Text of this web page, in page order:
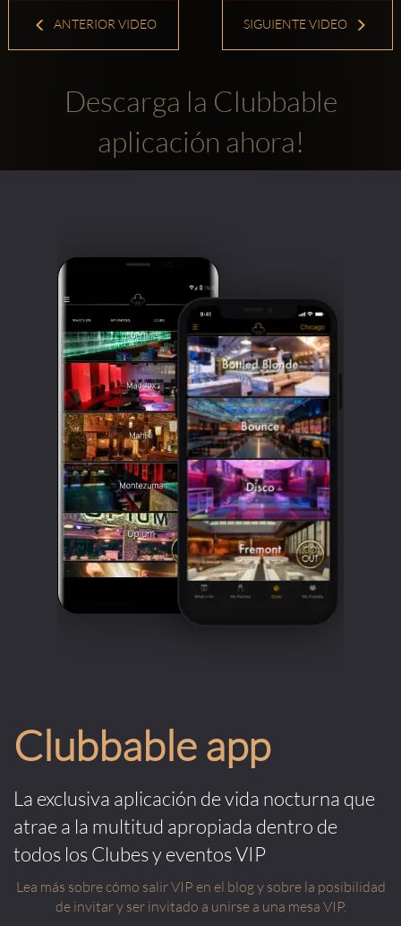
ANTERIOR VIDEO SIGUIENTE VIDEO
Descarga la Clubbable
aplicación ahora!
Clubbable app
La exclusiva aplicación de vida nocturna que
atrae a la multitud apropiada dentro de
todos los Clubes y eventos VIP
Lea más sobre cómo salir VIP en el blog y sobre la posibilidad
de invitar y ser invitado a unirse a una mesa VIP.